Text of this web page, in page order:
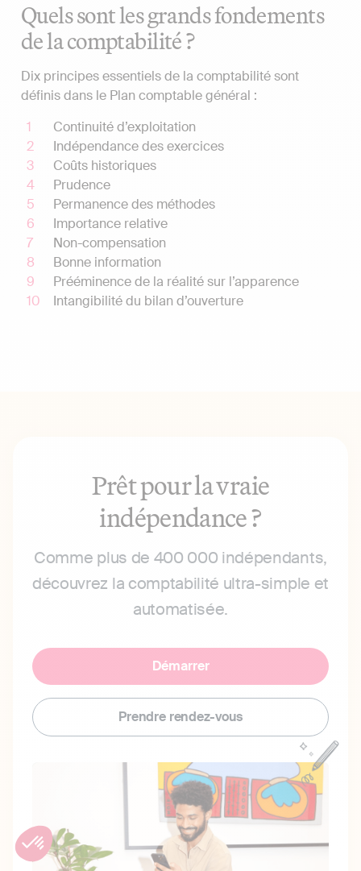
Quels sont les grands fondements
de la comptabilité ?
Dix principes essentiels de la comptabilité sont
définis dans le Plan comptable général :
Continuité d’exploitation
Indépendance des exercices
Coûts historiques
Prudence
Permanence des méthodes
Importance relative
Non-compensation
Bonne information
Prééminence de la réalité sur l’apparence
Intangibilité du bilan d’ouverture
Prêt pour la vraie
indépendance ?
Comme plus de 400 000 indépendants,
découvrez la comptabilité ultra-simple et
automatisée.
Démarrer
Prendre rendez-vous